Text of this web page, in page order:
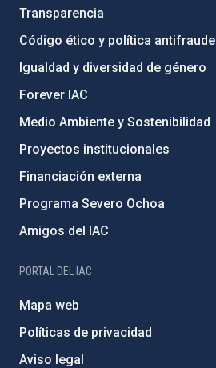
Transparencia
Código ético y política antifraude
Igualdad y diversidad de género
Forever IAC
Medio Ambiente y Sostenibilidad
Proyectos institucionales
Financiación externa
Programa Severo Ochoa
Amigos del IAC
PORTAL DEL IAC
Mapa web
Políticas de privacidad
Aviso legal